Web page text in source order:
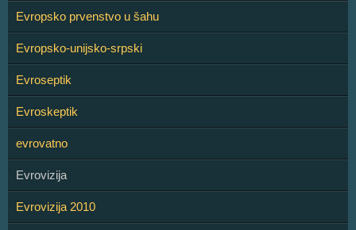
Evropsko prvenstvo u šahu
Evropsko-unijsko-srpski
Evroseptik
Evroskeptik
evrovatno
Evrovizija
Evrovizija 2010